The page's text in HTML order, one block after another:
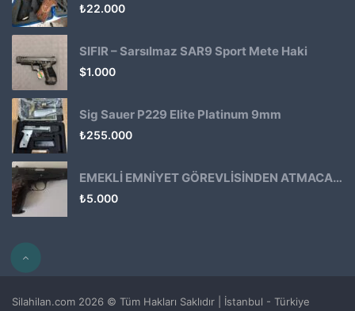
₺22.000
SIFIR – Sarsılmaz SAR9 Sport Mete Haki
$1.000
Sig Sauer P229 Elite Platinum 9mm
₺255.000
EMEKLİ EMNİYET GÖREVLİSİNDEN ATMACA 53 KLASİK14
₺5.000
Silahilan.com 2026 © Tüm Hakları Saklıdır | İstanbul - Türkiye